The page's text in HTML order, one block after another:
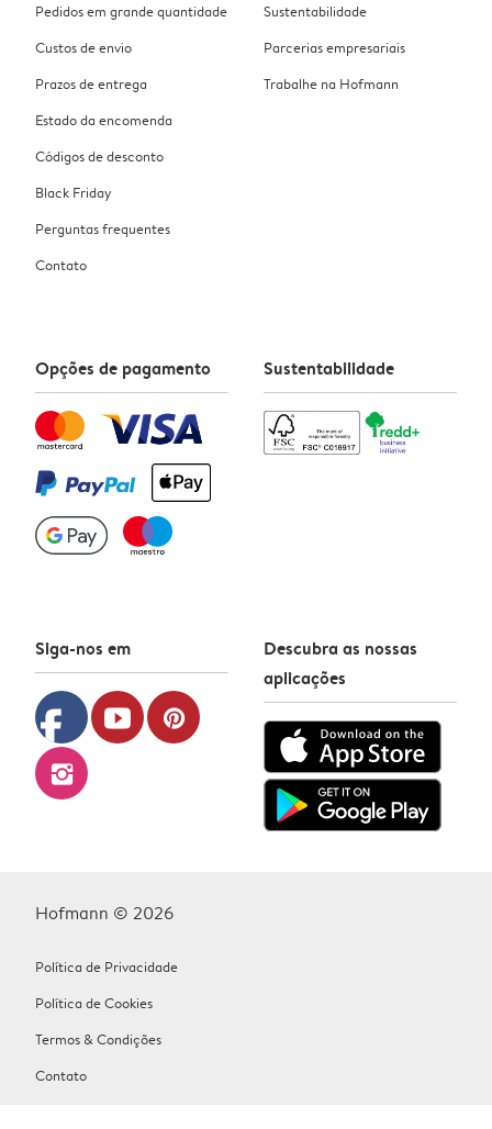
Pedidos em grande quantidade
Custos de envio
Prazos de entrega
Estado da encomenda
Códigos de desconto
Black Friday
Perguntas frequentes
Contato
Sustentabilidade
Parcerias empresariais
Trabalhe na Hofmann
Opções de pagamento Sustentabilidade
Siga-nos em
facebook youtube pinterest
instagram
Descubra as nossas
aplicações
Hofmann © 2026
Política de Privacidade
Política de Cookies
Termos & Condições
Contato